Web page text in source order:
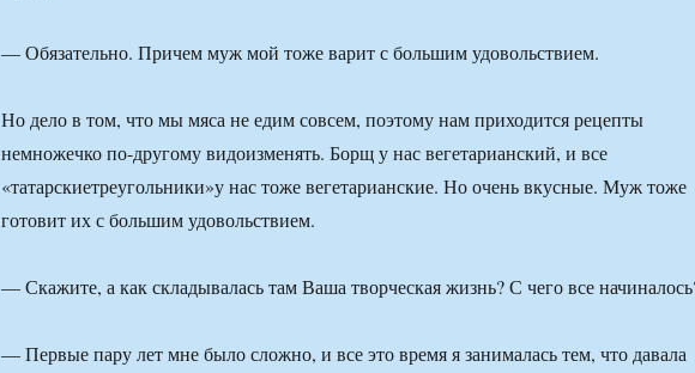
— Обязательно. Причем муж мой тоже варит с большим удовольствием.
Но дело в том, что мы мяса не едим совсем, поэтому нам приходится рецепты
немножечко по-другому видоизменять. Борщ у нас вегетарианский, и все
«татарскиетреугольники»у нас тоже вегетарианские. Но очень вкусные. Муж тоже
готовит их с большим удовольствием.
— Скажите, а как складывалась там Ваша творческая жизнь? С чего все
— Первые пару лет мне было сложно, и все это время я занималась тем, что давала